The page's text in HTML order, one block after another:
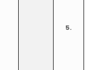
5.